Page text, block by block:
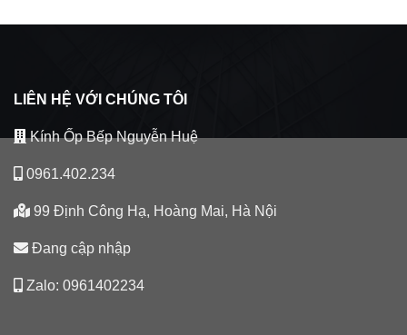
LIÊN HỆ VỚI CHÚNG TÔI
Kính Ốp Bếp Nguyễn Huệ
0961.402.234
99 Định Công Hạ, Hoàng Mai, Hà Nội
Đang cập nhập
Zalo: 0961402234